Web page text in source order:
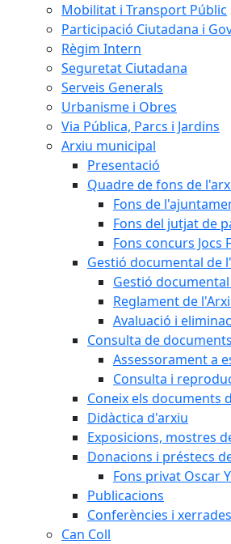
Mobilitat i Transport Públic
Participació Ciutadana i
Règim Intern
Seguretat Ciutadana
Serveis Generals
Urbanisme i Obres
Via Pública, Parcs i Jardins
Arxiu municipal
Presentació
Quadre de fons de
Fons de
Fons del jutjat de
Fons concurs Jocs
Gestió documental de
Gestió
Reglament de
Avaluació i
Consulta de documents
Assessorament a
Consulta i
Coneix els documents
Didàctica d'arxiu
Exposicions, mostres
Donacions i préstecs
Fons privat Oscar
Publicacions
Conferències i xerrades
Can Coll